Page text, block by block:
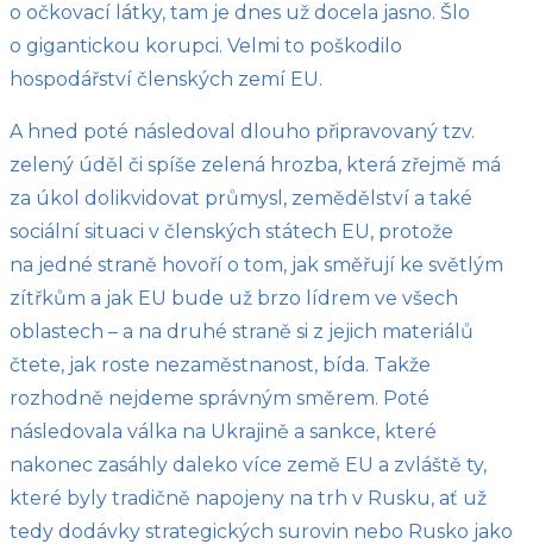
o očkovací látky, tam je dnes už docela jasno. Šlo
o gigantickou korupci. Velmi to poškodilo
hospodářství členských zemí EU.
A hned poté následoval dlouho připravovaný tzv.
zelený úděl či spíše zelená hrozba, která zřejmě má
za úkol dolikvidovat průmysl, zemědělství a také
sociální situaci v členských státech EU, protože
na jedné straně hovoří o tom, jak směřují ke světlým
zítřkům a jak EU bude už brzo lídrem ve všech
oblastech – a na druhé straně si z jejich materiálů
čtete, jak roste nezaměstnanost, bída. Takže
rozhodně nejdeme správným směrem. Poté
následovala válka na Ukrajině a sankce, které
nakonec zasáhly daleko více země EU a zvláště ty,
které byly tradičně napojeny na trh v Rusku, ať už
tedy dodávky strategických surovin nebo Rusko jako